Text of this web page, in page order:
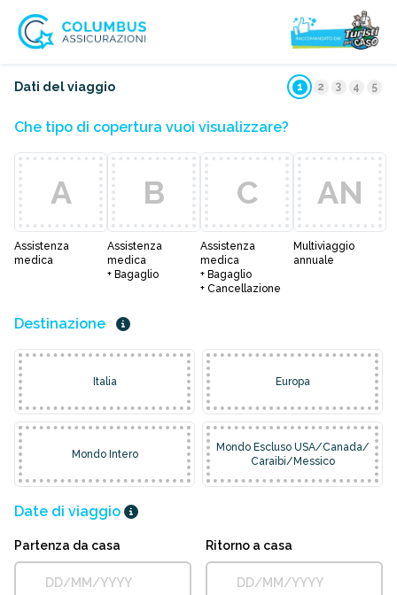
Dati del viaggio 1 2 3 4 5
Che tipo di copertura vuoi visualizzare?
A
Assistenza
medica
B
Assistenza
medica
+ Bagaglio
C
Assistenza
medica
+ Bagaglio
+ Cancellazione
AN
Multiviaggio
annuale
Destinazione
Italia Europa
Mondo Intero
Mondo Escluso USA/Canada/
Caraibi/Messico
Date di viaggio
Partenza da casa Ritorno a casa